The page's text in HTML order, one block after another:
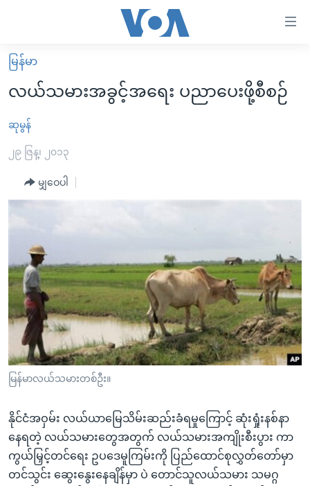
လွယ်ကူ
စေ
Link
များ
အကြောင်းအရာ
ရန်
ပင်မ
အ
စာမျက်နှာ
သို့
ကျော်
ကြည့်
ရန်
ရှာဖွေ
မူလစာမျက်နှာ
မြန်မာ
ကမ္ဘာ့သတင်းများ
နိုင်ငံတကာ
တရုတ်
ဗွီဒီယို
ရပ်ဝန်းတခု လမ်းတခု အလွန်
အမေရိကန်သုံးအီဒီယံ
မကြေးမုံရဲ့ အင်္ဂလိပ်စာ
ရုပ်ရှင်ထဲက အင်္ဂလိပ်စာ
သုတပဒေသာ အင်္ဂလိပ်စာ
အပတ်စဉ်ကဏ္ဍများ
ရေဒီယို
တီဗွီ
ရေဒီယိုနှင့်ရုပ်သံ အချက်အလက်များ
ရေဒီယို/တီဗွီအစီအစဉ်
Learning English
ဗွီအိုအေ လူမှုကွန်ယက်များ
ဘာသာစကားများ
မြန်မာ
လယ်သမားအခွင့်အရေး ပညာပေးဖို့စီစဉ်
ဆုမွန်
၂၉ ဇြန္၊ ၂၀၁၃
မျှဝေပါ
မြန်မာလယ်သမားတစ်ဦး။
နိုင်ငံအဝှမ်း လယ်ယာမြေသိမ်းဆည်းခံရမှုကြောင့် ဆုံးရှုံးနစ်နာ
နေရတဲ့ လယ်သမားတွေအတွက် လယ်သမားအကျိုးစီးပွား ကာ
ကွယ်မြှင့်တင်ရေး ဥပဒေမူကြမ်းကို ပြည်ထောင်စုလွှတ်တော်မှာ
တင်သွင်း ဆွေးနွေးနေချိန်မှာ ပဲ တောင်သူလယ်သမား သမဂ္ဂ